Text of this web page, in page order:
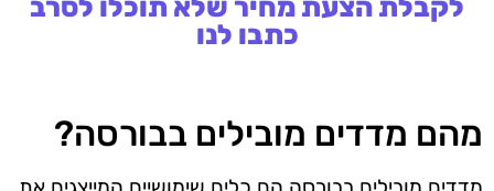
לקבלת הצעת מחיר שלא תוכלו לסרב
כתבו לנו
מהם מדדים מובילים בבורסה?